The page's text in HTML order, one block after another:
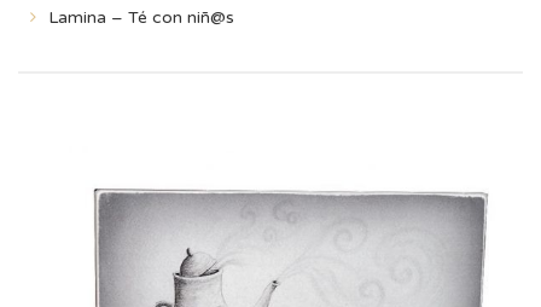
Lamina – Té con niñ@s